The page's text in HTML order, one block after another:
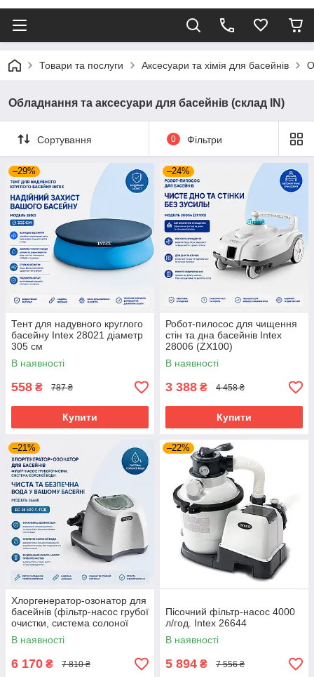
Товари та послуги Аксесуари та хімія для басейнів
Обладнання та аксесуари для басейнів (склад IN)
Сортування 0 Фільтри
–29%
Тент для надувного круглого
басейну Intex 28021 діаметр
305 см
В наявності
558 ₴ 787 ₴
Купити
–24%
Робот-пилосос для чищення
стін та дна басейнів Intex
28006 (ZX100)
В наявності
3 388 ₴ 4 458 ₴
Купити
–21%
Хлоргенератор-озонатор для
басейнів (фільтр-насос грубої
очистки, система солоної
води) Intex 26668
В наявності
6 170 ₴ 7 810 ₴
–22%
Пісочний фільтр-насос 4000
л/год. Intex 26644
В наявності
5 894 ₴ 7 556 ₴